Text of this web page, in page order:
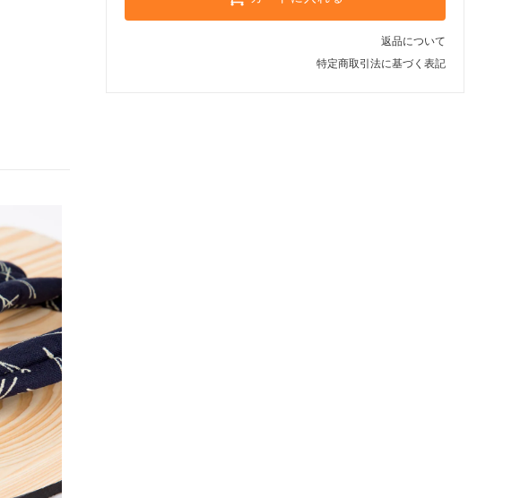
返品について
特定商取引法に基づく表記